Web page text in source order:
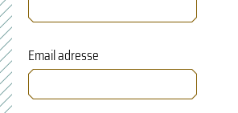
Email adresse